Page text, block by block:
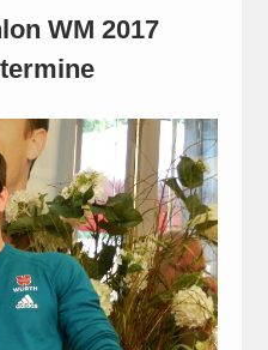
WM 2017